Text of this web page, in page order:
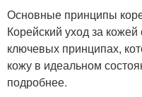
Основные принципы
Корейский уход за
ключевых принципах,
кожу в идеальном
подробнее.